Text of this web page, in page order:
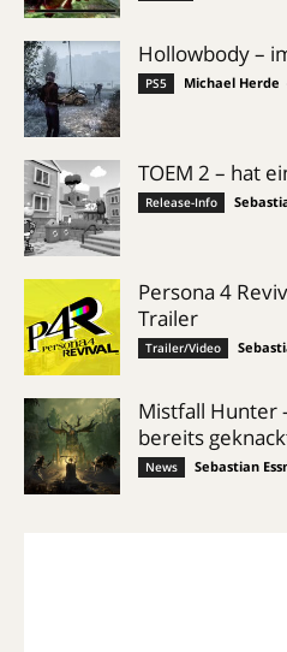
Hollowbody –
PS5 Michael Herde
TOEM 2 – hat
Release-Info
Persona 4
Trailer
Trailer/Video
Mistfall Hunter
bereits
News Sebastian